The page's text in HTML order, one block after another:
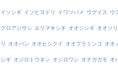
イソシギ イソヒヨドリ イワツバメ ウグイス ウ
グロアジサシ エリマキシギ オオジシギ オオソ
リ オオバン オオヒシクイ オオフラミンゴ オオ
シギ オジロトウネン オジロワシ オナガガモ オ